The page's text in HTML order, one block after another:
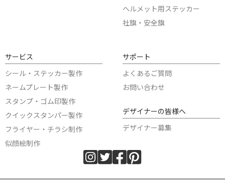
ヘルメット用ステッカー
社旗・安全旗
サービス
シール・ステッカー製作
ネームプレート製作
スタンプ・ゴム印製作
クイックスタンパー製作
フライヤー・チラシ制作
似顔絵制作
サポート
よくあるご質問
お問い合わせ
デザイナーの皆様へ
デザイナー募集